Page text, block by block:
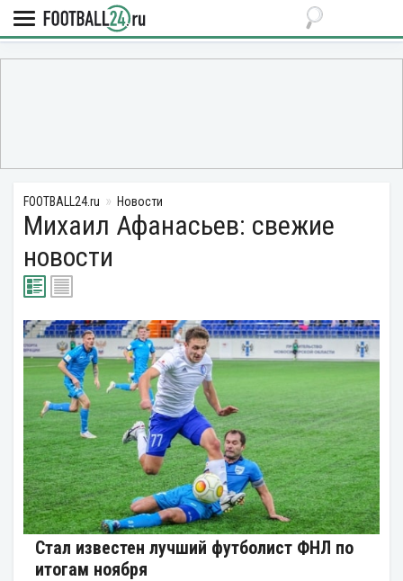
FOOTBALL24.ru Новости
Михаил Афанасьев: свежие
новости
Стал известен лучший футболист ФНЛ по
итогам ноября